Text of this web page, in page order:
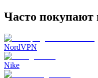
Часто покупают
NordVPN
Nike